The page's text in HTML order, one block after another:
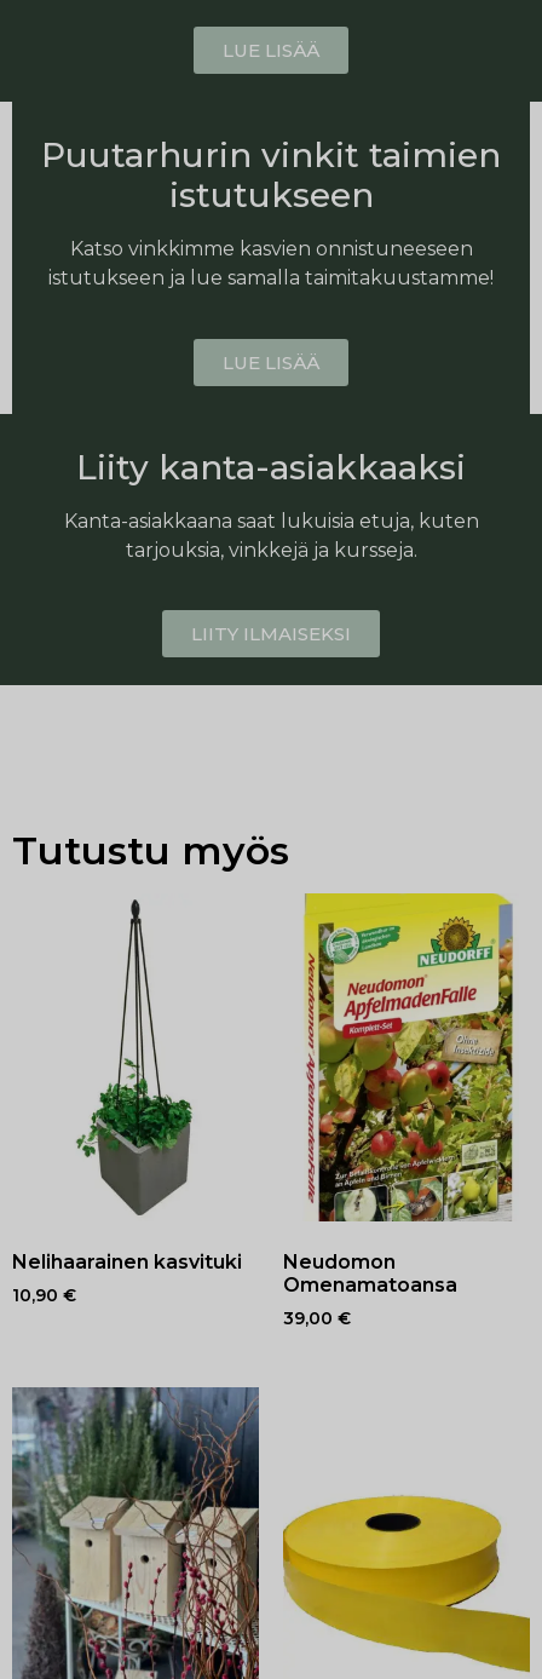
LUE LISÄÄ
Puutarhurin vinkit taimien
istutukseen
Katso vinkkimme kasvien onnistuneeseen
istutukseen ja lue samalla taimitakuustamme!
LUE LISÄÄ
Liity kanta-asiakkaaksi
Kanta-asiakkaana saat lukuisia etuja, kuten
tarjouksia, vinkkejä ja kursseja.
LIITY ILMAISEKSI
Tutustu myös
Nelihaarainen kasvituki
10,90 €
Neudomon
Omenamatoansa
39,00 €